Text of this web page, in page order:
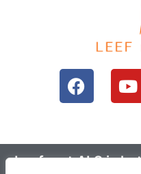
Leef met ALS is